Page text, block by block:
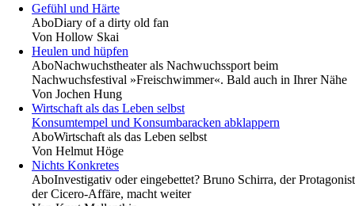
Gefühl und Härte
AboDiary of a dirty old fan
Von Hollow Skai
Heulen und hüpfen
AboNachwuchstheater als Nachwuchssport beim
Nachwuchsfestival »Freischwimmer«. Bald auch in Ihrer Nähe
Von Jochen Hung
Wirtschaft als das Leben selbst
Konsumtempel und Konsumbaracken abklappern
AboWirtschaft als das Leben selbst
Von Helmut Höge
Nichts Konkretes
AboInvestigativ oder eingebettet? Bruno Schirra, der Protagonist
der Cicero-Affäre, macht weiter